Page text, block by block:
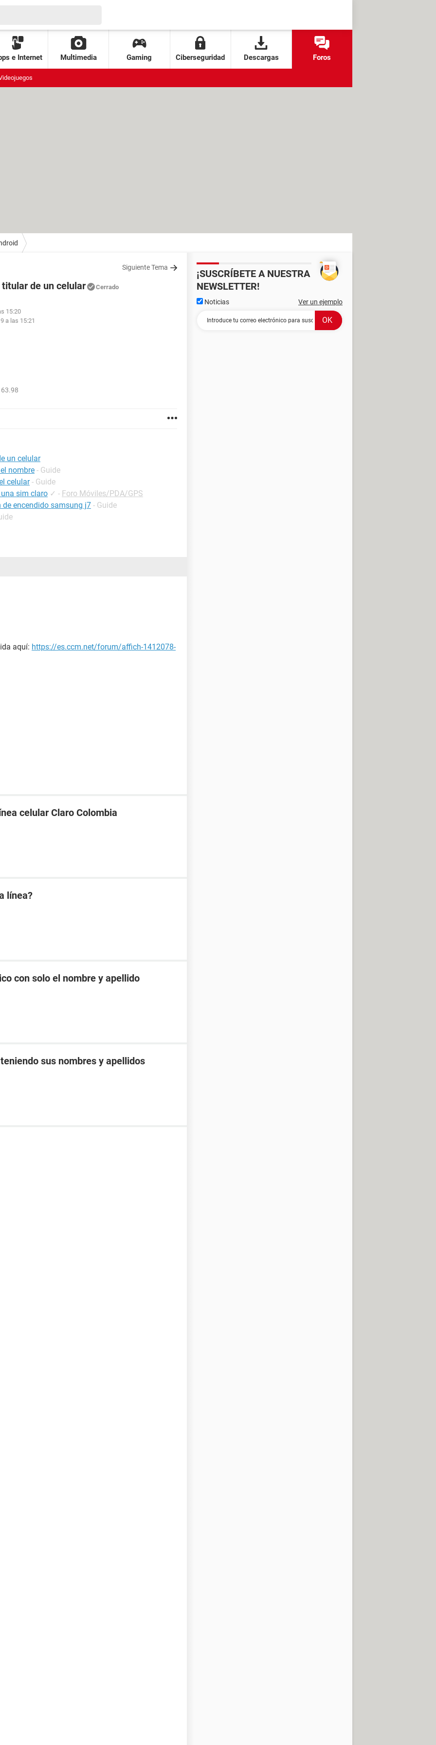
e Internet Multimedia Gaming Ciberseguridad Descargas Foros
Siguiente Tema
de un celular Cerrado
15:20
a las 15:21
un celular
nombre - Guide
celular - Guide
sim claro ✓ - Foro Móviles/PDA/GPS
de encendido samsung j7 - Guide
aquí: https://es.ccm.net/forum/affich-1412078-
celular Claro Colombia
línea?
con solo el nombre y apellido
sus nombres y apellidos
¡SUSCRÍBETE A NUESTRA
NEWSLETTER!
Noticias Ver un ejemplo